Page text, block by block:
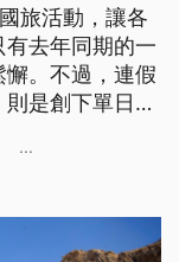
旅活動，讓各
去年同期的一
。不過，連假
是創下單日新
26日是日本4
遊人數增加不
...